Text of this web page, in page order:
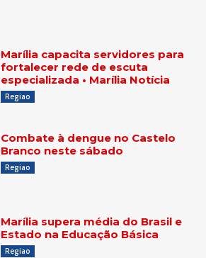
Marília capacita servidores para
fortalecer rede de escuta
especializada • Marília Notícia
Regiao
Combate à dengue no Castelo
Branco neste sábado
Regiao
Marília supera média do Brasil e
Estado na Educação Básica
Regiao